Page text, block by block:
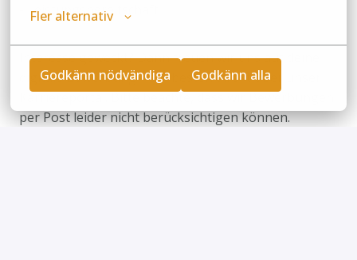
Fler alternativ
Godkänn nödvändiga Godkänn alla
- Leistungsbereitschaft
Interesse geweckt? Dann freuen wir uns auf deine
digitale Bewerbung – am besten direkt über unser
Karriereportal. Bitte beachte, dass wir Bewerbungen
per Post leider nicht berücksichtigen können.